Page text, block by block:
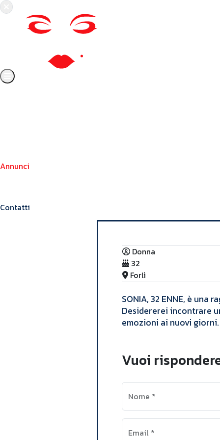
Annunci
Contatti
Donna
32
Forlì
​SONIA, 32 ENNE, è
Desidererei incontrare
emozioni ai nuovi giorni. ​
Vuoi
Nome *
Email *